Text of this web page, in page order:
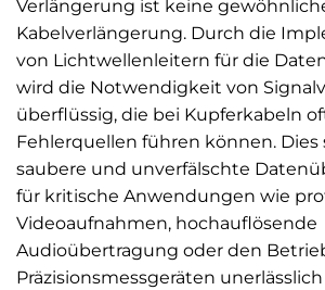
Verlängerung ist keine
Kabelverlängerung. Durch die
von Lichtwellenleitern für die
wird die Notwendigkeit von
überflüssig, die bei Kupferkabeln
Fehlerquellen führen können. Dies
saubere und unverfälschte
für kritische Anwendungen wie
Videoaufnahmen, hochauflösende
Audioübertragung oder den
Präzisionsmessgeräten unerlässlich